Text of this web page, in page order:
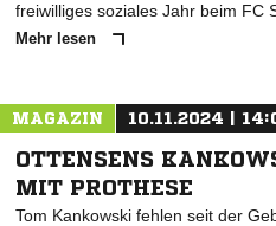
freiwilliges soziales Jahr beim FC
Mehr lesen
MAGAZIN 10.11.2024 |
OTTENSENS
MIT PROTHESE
Tom Kankowski fehlen seit der